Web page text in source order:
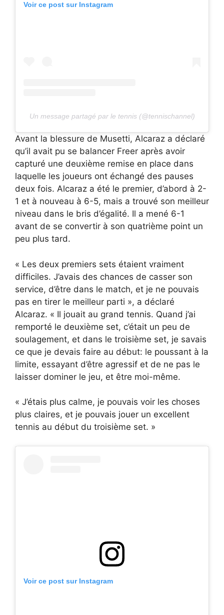
Voir ce post sur Instagram
Un message partagé par le tennis (@tennischannel)
Avant la blessure de Musetti, Alcaraz a déclaré
qu’il avait pu se balancer Freer après avoir
capturé une deuxième remise en place dans
laquelle les joueurs ont échangé des pauses
deux fois. Alcaraz a été le premier, d’abord à 2-
1 et à nouveau à 6-5, mais a trouvé son meilleur
niveau dans le bris d’égalité. Il a mené 6-1
avant de se convertir à son quatrième point un
peu plus tard.
« Les deux premiers sets étaient vraiment
difficiles. J’avais des chances de casser son
service, d’être dans le match, et je ne pouvais
pas en tirer le meilleur parti », a déclaré
Alcaraz. « Il jouait au grand tennis. Quand j’ai
remporté le deuxième set, c’était un peu de
soulagement, et dans le troisième set, je savais
ce que je devais faire au début: le poussant à la
limite, essayant d’être agressif et de ne pas le
laisser dominer le jeu, et être moi-même.
« J’étais plus calme, je pouvais voir les choses
plus claires, et je pouvais jouer un excellent
tennis au début du troisième set. »
Voir ce post sur Instagram